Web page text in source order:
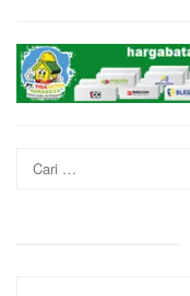
Cari
untuk: